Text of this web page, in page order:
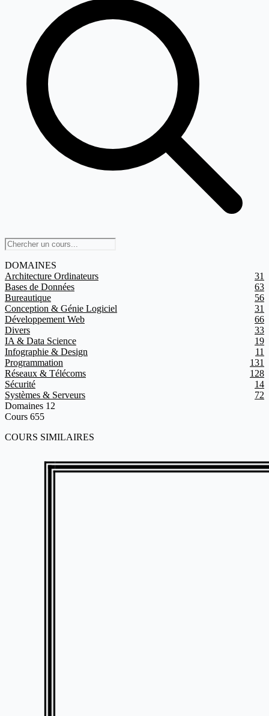
DOMAINES
Architecture Ordinateurs
31
Bases de Données
63
Bureautique
56
Conception & Génie Logiciel
31
Développement Web
66
Divers
33
IA & Data Science
19
Infographie & Design
11
Programmation
131
Réseaux & Télécoms
128
Sécurité
14
Systèmes & Serveurs
72
Domaines 12
Cours 655
COURS SIMILAIRES